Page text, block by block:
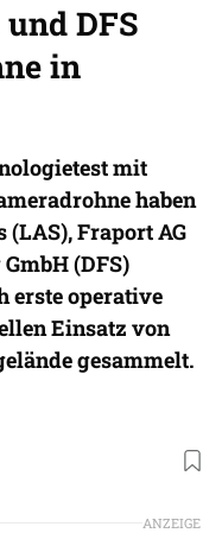
DFS
in
mit
haben
Fraport AG
(DFS)
erste operative
Einsatz von
gesammelt.
ANZEIGE